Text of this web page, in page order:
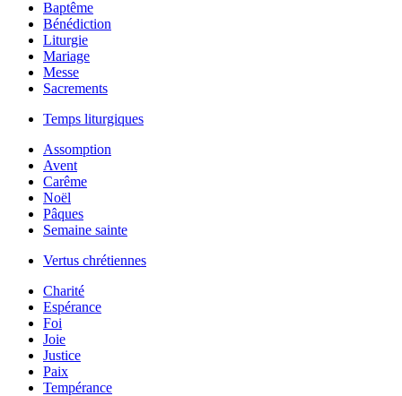
Baptême
Bénédiction
Liturgie
Mariage
Messe
Sacrements
Temps liturgiques
Assomption
Avent
Carême
Noël
Pâques
Semaine sainte
Vertus chrétiennes
Charité
Espérance
Foi
Joie
Justice
Paix
Tempérance